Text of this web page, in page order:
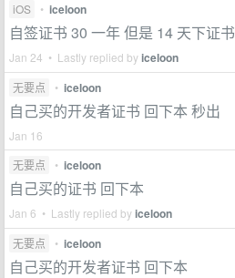
iOS
• iceloon
自签证书 30 一年 但是 14 天下证书
Jan 24 • Lastly replied byiceloon
无要点 • iceloon
自己买的开发者证书 回下本 秒出
Jan 16
无要点
• iceloon
自己买的证书 回下本
Jan 6 • Lastly replied byiceloon
无要点 • iceloon
自己买的开发者证书 回下本